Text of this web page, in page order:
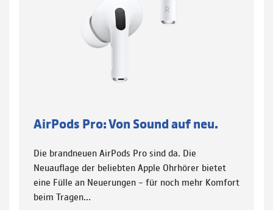
AirPods Pro: Von Sound auf neu.
Die brandneuen AirPods Pro sind da. Die
Neuauflage der beliebten Apple Ohrhörer bietet
eine Fülle an Neuerungen – für noch mehr Komfort
beim Tragen…